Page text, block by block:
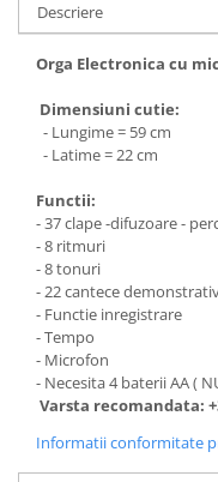
Descriere
Orga Electronica cu
Dimensiuni cutie:
- Lungime = 59 cm
- Latime = 22 cm
Functii:
- 37 clape -difuzoare -
- 8 ritmuri
- 8 tonuri
- 22 cantece
- Functie inregistrare
- Tempo
- Microfon
- Necesita 4 baterii AA (
Varsta recomandata:
Informatii conformitate